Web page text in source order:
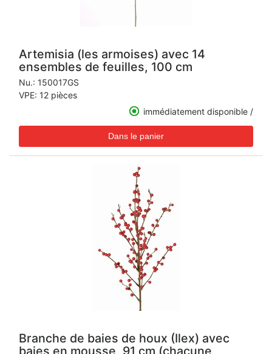
Artemisia (les armoises) avec 14
ensembles de feuilles, 100 cm
Nu.: 150017GS
VPE: 12 pièces
immédiatement disponible /
Branche de baies de houx (Ilex) avec
baies en mousse, 91 cm (chacune